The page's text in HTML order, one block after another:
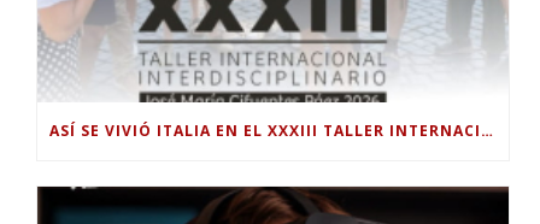
ASÍ SE VIVIÓ ITALIA EN EL XXXIII TALLER INTERNACIONAL INTERDISCIPLINAR